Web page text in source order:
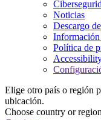
Noticias
Descargo
Política de
Elige otro país o región
ubicación.
Choose country or region